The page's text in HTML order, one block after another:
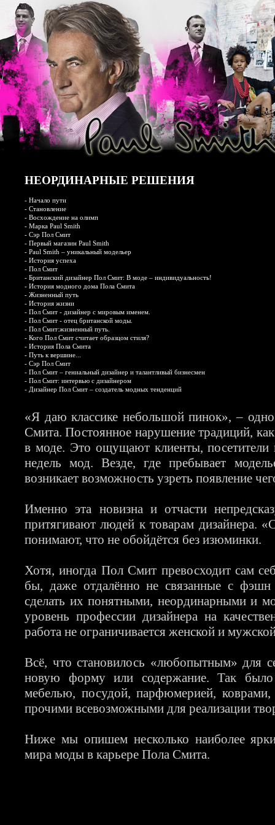
НЕОРДИНАРНЫЕ РЕШЕНИЯ
- Начало пути
- Становление
- Восхождение на олимп
- Марка Paul Smith
- Сэр Пол Смит
- Первый магазин Paul Smith
- Paul Smith – уникальный модельер
- История успеха
- Пол Смит
- Британский дизайнер Пол Смит: В моде – индивидуальность!
- История модного дома Пола Смита
- Жизненный путь
- История жизни
- Пол Смит - дизайнер с мировым именем.
- Пол Смит - отец британской моды.
- Пол Смит:жизненный путь.
- Кого Пол Смит считает образцом стиля?
- История Пола Смита
- Путь к вершине...
- Сэр Пол Смит
- Пол Смит – гениальный дизайнер и талантливый бизнесмен
- Пол Смит: интервью с дизайнером
- Дизайнер Пол Смит – создатель модных тенденций
«Я даю классике небольшой пинок», –
Смита. Постоянное нарушение традиций, как
в моде. Это ощущают клиенты, посетители
недель мод. Везде, где пребывает
возникает возможность узреть появление
Именно эта новизна и отчасти
притягивают людей к товарам дизайнера.
понимают, что не обойдётся без изюминки.
Хотя, иногда Пол Смит превосходит сам
бы, даже отдалённо не связанные с
сделать их понятными, неординарными и
уровень профессии дизайнера на
работа не ограничивается женской и
Всё, что становилось «любопытным» для
новую форму или содержание. Так было
мебелью, посудой, парфюмерией,
прочими всевозможными для реализации
Ниже мы опишем несколько наиболее
мира моды в карьере Пола Смита.